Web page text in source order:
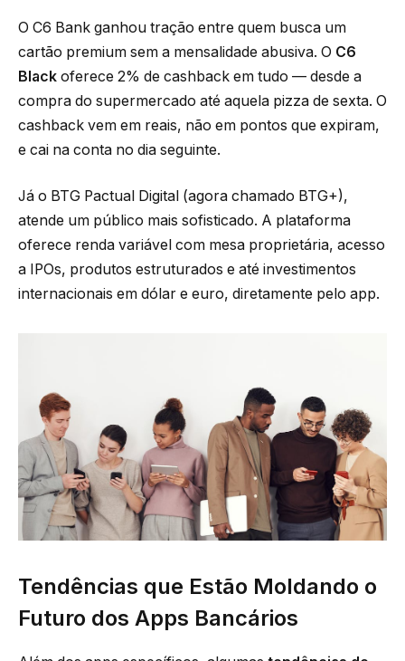
O C6 Bank ganhou tração entre quem busca um
cartão premium sem a mensalidade abusiva. O C6
Black oferece 2% de cashback em tudo — desde a
compra do supermercado até aquela pizza de sexta. O
cashback vem em reais, não em pontos que expiram,
e cai na conta no dia seguinte.
Já o BTG Pactual Digital (agora chamado BTG+),
atende um público mais sofisticado. A plataforma
oferece renda variável com mesa proprietária, acesso
a IPOs, produtos estruturados e até investimentos
internacionais em dólar e euro, diretamente pelo app.
Tendências que Estão Moldando o
Futuro dos Apps Bancários